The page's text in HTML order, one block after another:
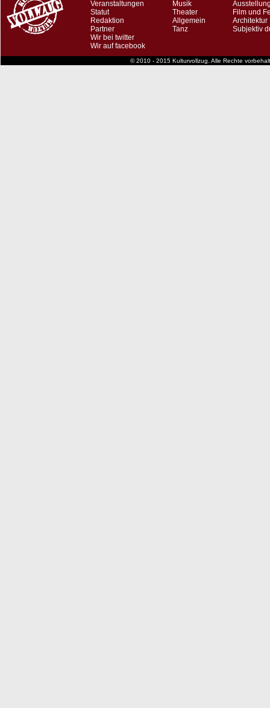
Veranstaltungen
Statut
Redaktion
Partner
Wir bei twitter
Wir auf facebook
Musik
Theater
Allgemein
Tanz
Film und
Architektur
Subjektiv
© 2010 - 2015 Kulturvollzug. Alle Rechte